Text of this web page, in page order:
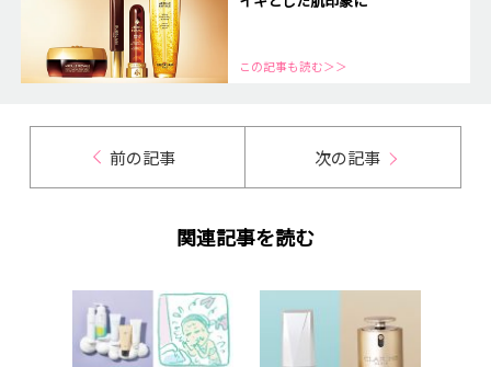
この記事も読む＞＞
前の記事 次の記事
関連記事を読む